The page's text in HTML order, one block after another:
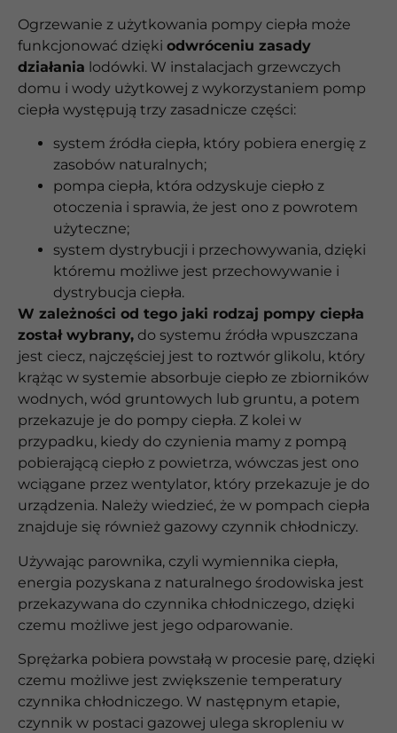
Ogrzewanie z użytkowania pompy ciepła może
funkcjonować dzięki odwróceniu zasady
działania lodówki. W instalacjach grzewczych
domu i wody użytkowej z wykorzystaniem pomp
ciepła występują trzy zasadnicze części:
system źródła ciepła, który pobiera energię z
zasobów naturalnych;
pompa ciepła, która odzyskuje ciepło z
otoczenia i sprawia, że jest ono z powrotem
użyteczne;
system dystrybucji i przechowywania, dzięki
któremu możliwe jest przechowywanie i
dystrybucja ciepła.
W zależności od tego jaki rodzaj pompy ciepła
został wybrany, do systemu źródła wpuszczana
jest ciecz, najczęściej jest to roztwór glikolu, który
krążąc w systemie absorbuje ciepło ze zbiorników
wodnych, wód gruntowych lub gruntu, a potem
przekazuje je do pompy ciepła. Z kolei w
przypadku, kiedy do czynienia mamy z pompą
pobierającą ciepło z powietrza, wówczas jest ono
wciągane przez wentylator, który przekazuje je do
urządzenia. Należy wiedzieć, że w pompach ciepła
znajduje się również gazowy czynnik chłodniczy.
Używając parownika, czyli wymiennika ciepła,
energia pozyskana z naturalnego środowiska jest
przekazywana do czynnika chłodniczego, dzięki
czemu możliwe jest jego odparowanie.
Sprężarka pobiera powstałą w procesie parę, dzięki
czemu możliwe jest zwiększenie temperatury
czynnika chłodniczego. W następnym etapie,
czynnik w postaci gazowej ulega skropleniu w